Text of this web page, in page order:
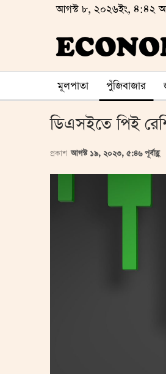
আগস্ট ৮, ২০২৬ইং, ৪:৪২
মূলপাতা পুঁজিবাজার
ডিএসইতে পিই
প্রকাশ আগস্ট ১৯, ২০২৩, ৫:৪৬ পূর্বাহ্ণ